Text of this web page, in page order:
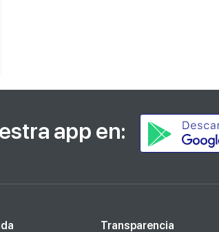
app en:
Transparencia